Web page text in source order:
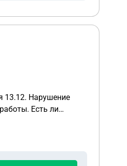
13.12. Нарушение
Есть ли